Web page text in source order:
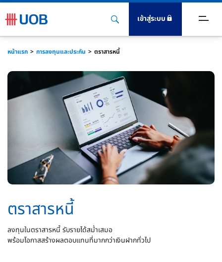
เข้าสู่ระบบ
และธุรกรรม
ลงทุนและประกัน
ชื่อเพื่อธุรกิจ​
ค้าและเครือข่ายธุรกิจ
นะนำ
มยั่งยืน
หน้าแรก การลงทุนและประกัน ตราสารหนี้
ตราสารหนี้
ลงทุนในตราสารหนี้ รับรายได้สม่ำเสมอ
พร้อมโอกาสสร้างผลตอบแทนที่มากกว่าเงินฝากทั่วไป